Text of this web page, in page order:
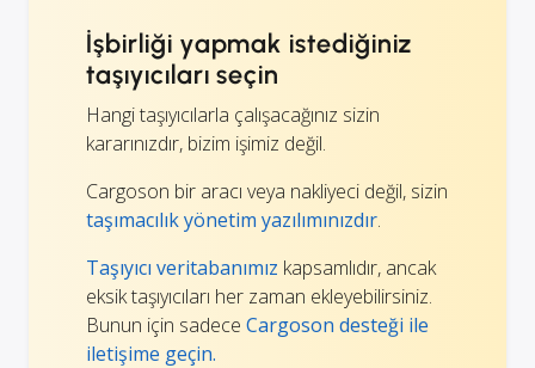
İşbirliği yapmak istediğiniz
taşıyıcıları seçin
Hangi taşıyıcılarla çalışacağınız sizin
kararınızdır, bizim işimiz değil.
Cargoson bir aracı veya nakliyeci değil, sizin
taşımacılık yönetim yazılımınızdır.
Taşıyıcı veritabanımız kapsamlıdır, ancak
eksik taşıyıcıları her zaman ekleyebilirsiniz.
Bunun için sadece Cargoson desteği ile
iletişime geçin.